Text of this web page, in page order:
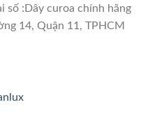
số :Dây curoa chính hãng
14, Quận 11, TPHCM